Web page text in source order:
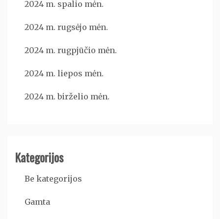
2024 m. spalio mėn.
2024 m. rugsėjo mėn.
2024 m. rugpjūčio mėn.
2024 m. liepos mėn.
2024 m. birželio mėn.
Kategorijos
Be kategorijos
Gamta